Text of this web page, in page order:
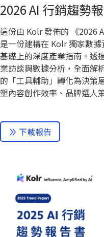
2026 AI 行銷趨勢
這份由 Kolr 發佈的 《2026
是一份建構在 Kolr 獨家數
基礎上的深度產業指南。透
業訪談與數據分析，全面解
的「工具輔助」轉化為決策
塑內容創作效率、品牌選人
下載報告